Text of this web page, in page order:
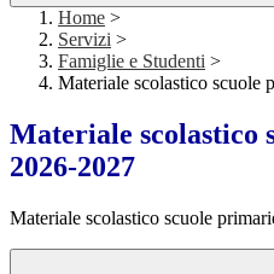
Home >
Servizi >
Famiglie e Studenti >
Materiale scolastico scuole
Materiale scolastico
2026-2027
Materiale scolastico scuole